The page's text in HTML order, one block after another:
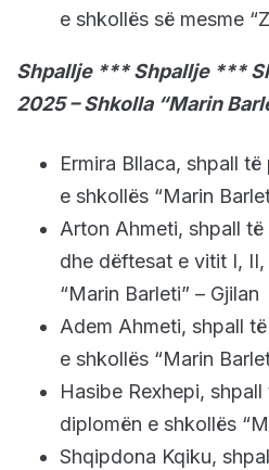
e shkollës së mesme
Shpallje *** Shpallje ***
2025 – Shkolla “Marin
Ermira Bllaca, shpall
e shkollës “Marin
Arton Ahmeti, shpall
dhe dëftesat e vitit I,
“Marin Barleti” – Gjilan
Adem Ahmeti, shpall
e shkollës “Marin
Hasibe Rexhepi,
diplomën e shkollës
Shqipdona Kqiku,